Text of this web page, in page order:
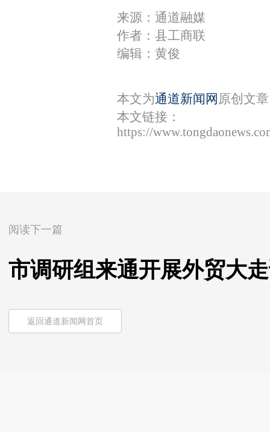
来源：通道融媒
作者：县工商联
编辑：黄俊
本文为通道新闻网 原创文
本文链接：
https://
阅读下一篇
市调研组来通开展外贸大
返回通道新闻网首页